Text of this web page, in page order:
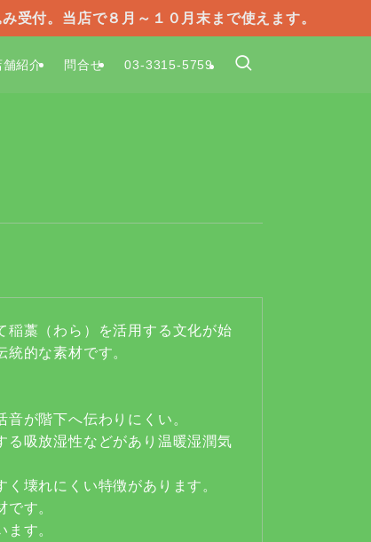
受付。当店で８月～１０月末まで使えます。
舗紹介 問合せ 03-3315-5759
稲藁（わら）を活用する文化が始
的な素材です。
が階下へ伝わりにくい。
る吸放湿性などがあり温暖湿潤気
壊れにくい特徴があります。
す。
す。